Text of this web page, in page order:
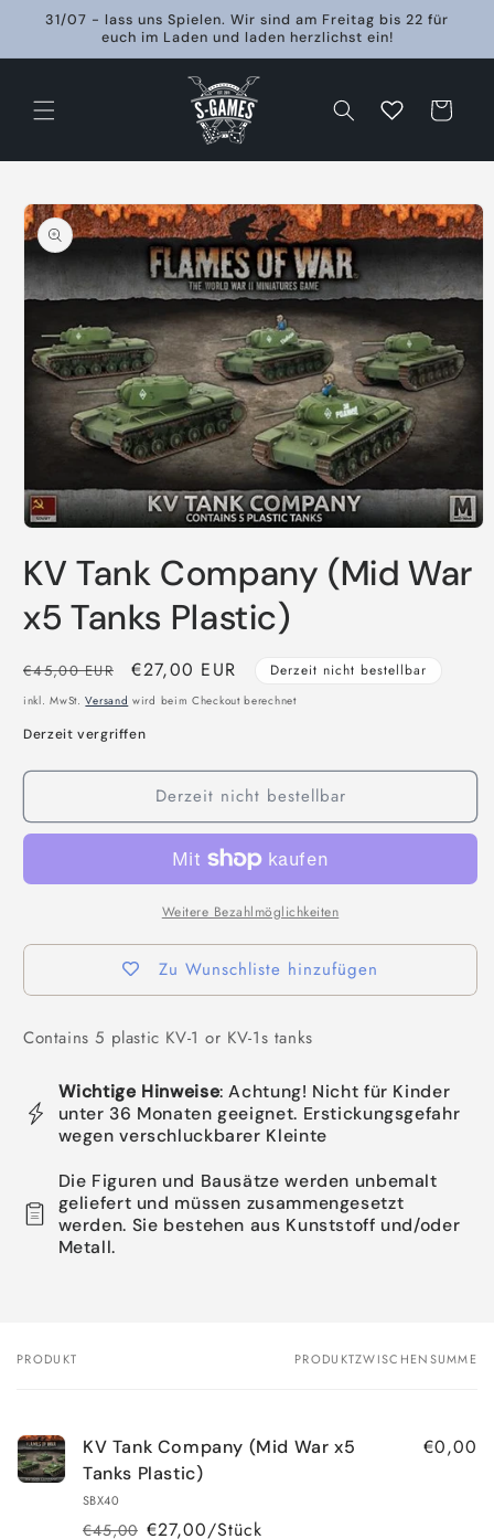
zum
31/07 - lass uns Spielen. Wir sind am Freitag bis 22 für
euch im Laden und laden herzlichst ein!
Warenkorb
in
Modal
KV Tank Company (Mid War
x5 Tanks Plastic)
Normaler
Preis
€45,00 EUR Verkaufspreis
€27,00 EUR Derzeit nicht bestellbar
inkl. MwSt.Versand wird beim Checkout berechnet
Derzeit vergriffen
Derzeit nicht bestellbar
Weitere Bezahlmöglichkeiten
Zu Wunschliste hinzufügen
Contains 5 plastic KV-1 or KV-1s tanks
Wichtige Hinweise: Achtung! Nicht für Kinder
unter 36 Monaten geeignet. Erstickungsgefahr
wegen verschluckbarer Kleinte
Die Figuren und Bausätze werden unbemalt
geliefert und müssen zusammengesetzt
werden. Sie bestehen aus Kunststoff und/oder
Metall.
Dein
PRODUKT PRODUKTZWISCHENSUMME
KV Tank Company (Mid War x5
Tanks Plastic)
SBX40
€45,00 €27,00/Stück
€0,00